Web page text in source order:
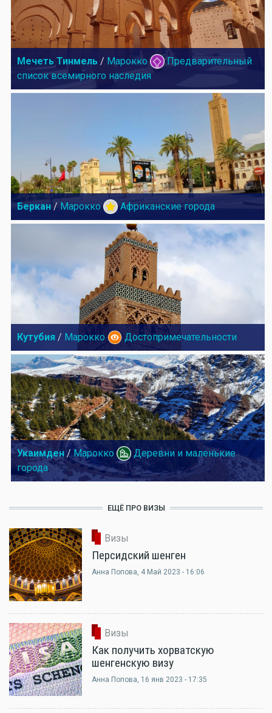
Мечеть Тинмель / Марокко
Предварительный
список всемирного наследия
Беркан / Марокко Африканские города
Кутубия / Марокко Достопримечательности
Укаимден/ Марокко
Деревни и маленькие
города
ЕЩЁ ПРО ВИЗЫ
Визы
Персидский шенген
Анна Попова, 4 Май 2023 - 16:06
Визы
Как получить хорватскую
шенгенскую визу
Анна Попова, 16 янв 2023 - 17:35